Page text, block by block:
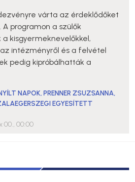
várta az érdeklődőket
A programon a szülők
kisgyermeknevelőkkel,
intézményről és a felvétel
pedig kipróbálhatták a
NAPOK,PRENNER ZSUZSANNA,
EGYESÍTETT
00., 00:00